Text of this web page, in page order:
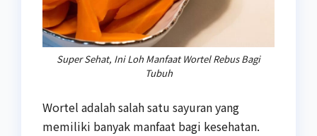
Super Sehat, Ini Loh Manfaat Wortel Rebus Bagi
Tubuh
Wortel adalah salah satu sayuran yang
memiliki banyak manfaat bagi kesehatan.